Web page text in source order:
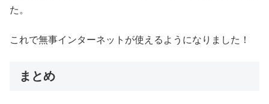
た。
これで無事インターネットが使えるようになりました！
まとめ